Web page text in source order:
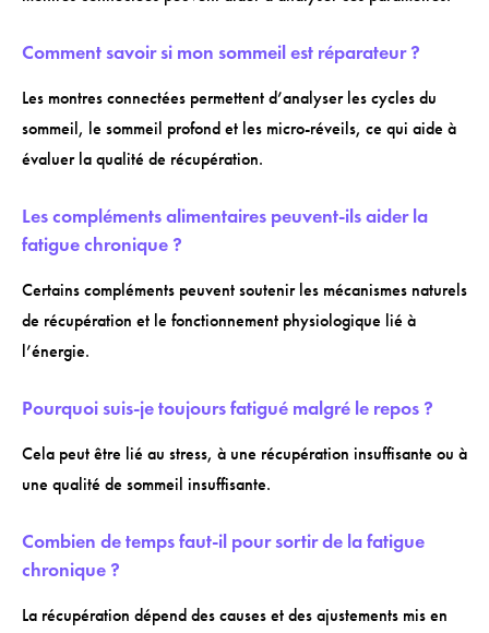
Comment savoir si mon sommeil est réparateur ?
Les montres connectées permettent d’analyser les cycles du
sommeil, le sommeil profond et les micro-réveils, ce qui aide à
évaluer la qualité de récupération.
Les compléments alimentaires peuvent-ils aider la
fatigue chronique ?
Certains compléments peuvent soutenir les mécanismes naturels
de récupération et le fonctionnement physiologique lié à
l’énergie.
Pourquoi suis-je toujours fatigué malgré le repos ?
Cela peut être lié au stress, à une récupération insuffisante ou à
une qualité de sommeil insuffisante.
Combien de temps faut-il pour sortir de la fatigue
chronique ?
La récupération dépend des causes et des ajustements mis en